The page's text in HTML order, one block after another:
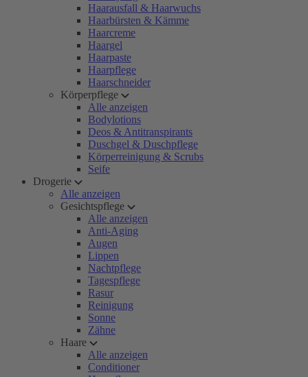
Haarausfall & Haarwuchs
Haarbürsten & Kämme
Haarcreme
Haargel
Haarpaste
Haarpflege
Haarschneider
Körperpflege
Alle anzeigen
Bodylotions
Deos & Antitranspirants
Duschgel & Duschpflege
Körperreinigung & Scrubs
Seife
Drogerie
Alle anzeigen
Gesichtspflege
Alle anzeigen
Anti-Aging
Augen
Lippen
Nachtpflege
Tagespflege
Rasur
Reinigung
Sonne
Zähne
Haare
Alle anzeigen
Conditioner